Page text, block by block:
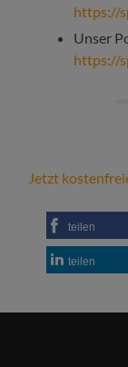
https://
Unser
https://
Jetzt
teilen
teilen